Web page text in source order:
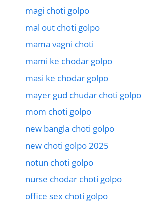
magi choti golpo
mal out choti golpo
mama vagni choti
mami ke chodar golpo
masi ke chodar golpo
mayer gud chudar choti golpo
mom choti golpo
new bangla choti golpo
new choti golpo 2025
notun choti golpo
nurse chodar choti golpo
office sex choti golpo